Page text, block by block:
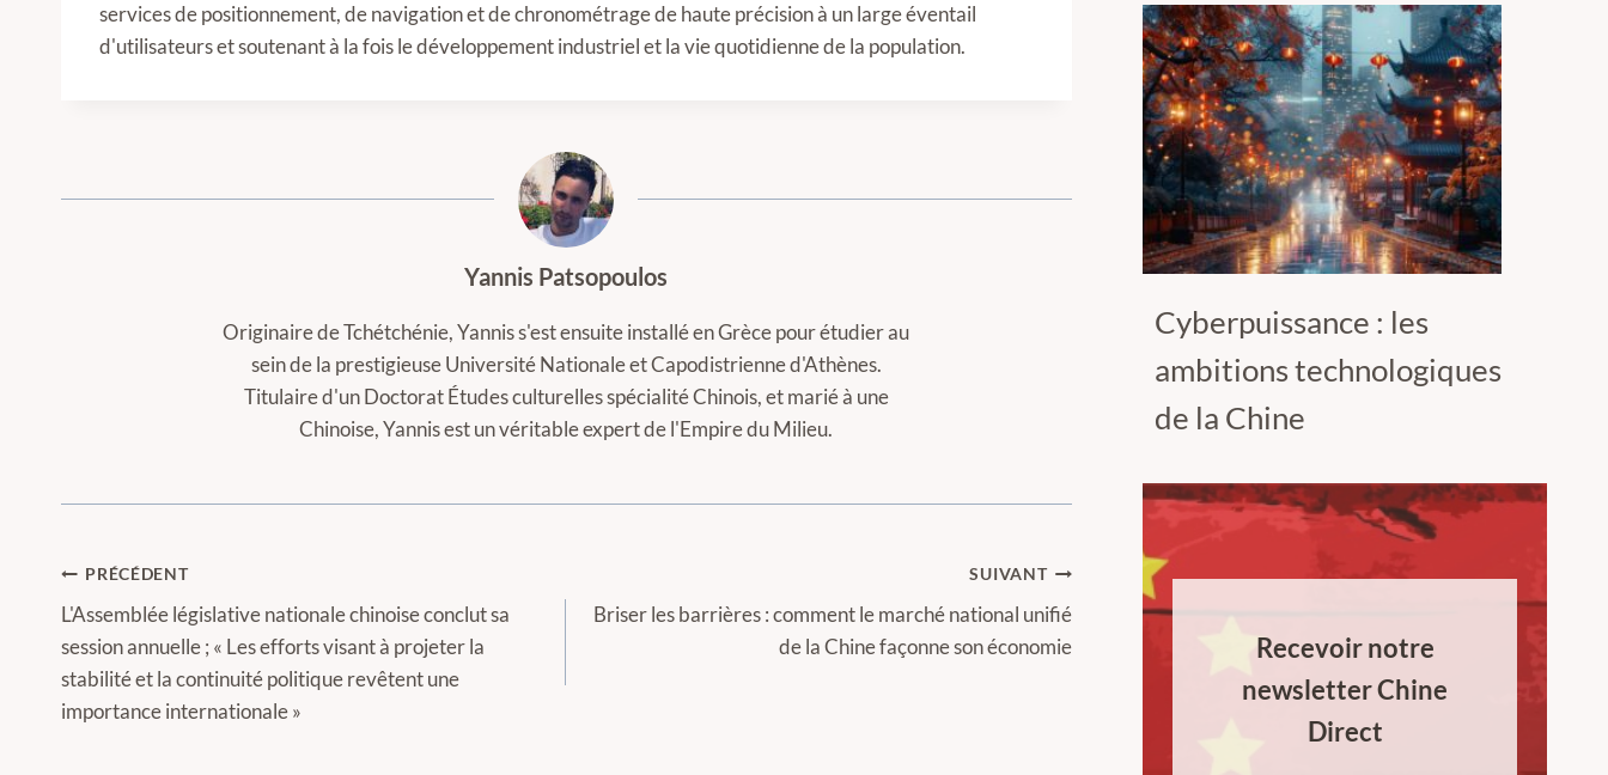
services de positionnement, de navigation et de chronométrage de haute précision à un large éventail
d'utilisateurs et soutenant à la fois le développement industriel et la vie quotidienne de la population.
Yannis Patsopoulos
Originaire de Tchétchénie, Yannis s'est ensuite installé en Grèce pour étudier au
sein de la prestigieuse Université Nationale et Capodistrienne d'Athènes.
Titulaire d'un Doctorat Études culturelles spécialité Chinois, et marié à une
Chinoise, Yannis est un véritable expert de l'Empire du Milieu.
Navigation
de
l’article
PRÉCÉDENT
L'Assemblée législative nationale chinoise conclut sa
session annuelle ; « Les efforts visant à projeter la
stabilité et la continuité politique revêtent une
importance internationale »
SUIVANT
Briser les barrières : comment le marché national unifié
de la Chine façonne son économie
Cyberpuissance : les
ambitions technologiques
de la Chine
Recevoir notre
newsletter Chine
Direct